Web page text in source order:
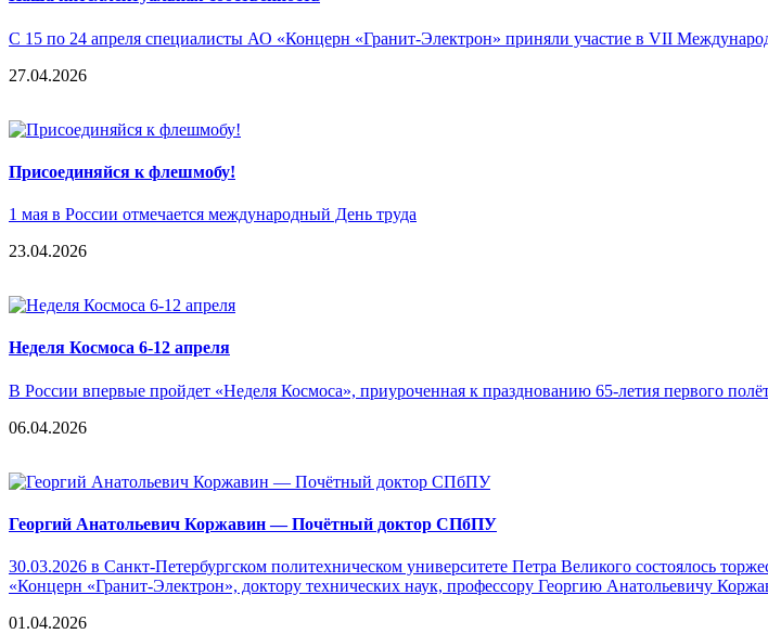
С 15 по 24 апреля специалисты АО «Концерн «Гранит-Электрон» приняли участие в VII
27.04.2026
Присоединяйся к флешмобу!
1 мая в России отмечается международный День труда
23.04.2026
Неделя Космоса 6-12 апреля
В России впервые пройдет «Неделя Космоса», приуроченная к празднованию 65-летия первого
06.04.2026
Георгий Анатольевич Коржавин — Почётный доктор СПбПУ
30.03.2026 в Санкт-Петербургском политехническом университете Петра Великого состоялось
«Концерн «Гранит-Электрон», доктору технических наук, профессору Георгию Анатольевичу
01.04.2026